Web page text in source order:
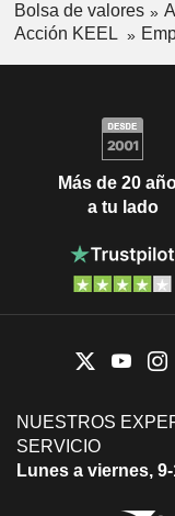
Bolsa de valores
Acción KEEL
Más de 20
a tu lado
NUESTROS
SERVICIO
Lunes a viernes,